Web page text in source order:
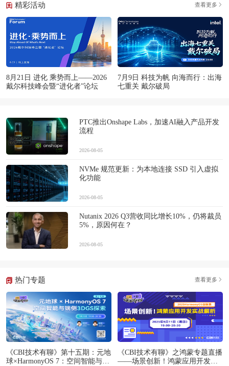
精彩活动 查看更多
8月21日 进化 乘势而上——2026
戴尔科技峰会暨“进化者”论坛
7月9日 科技为帆 向海而行：出海
七重关 戴尔破局
PTC推出Onshape Labs，加速AI融入产品开发
流程
2026-08-05
NVMe 规范更新：为本地连接 SSD 引入虚拟
化功能
2026-08-05
Nutanix 2026 Q3营收同比增长10%，仍将裁员
5%，原因何在？
2026-08-05
热门专题 查看更多
《CBI技术有聊》第十五期：元地
球×HarmonyOS 7：空间智能与端
《CBI技术有聊》之鸿蒙专题直播
——场景创新！鸿蒙应用开发实